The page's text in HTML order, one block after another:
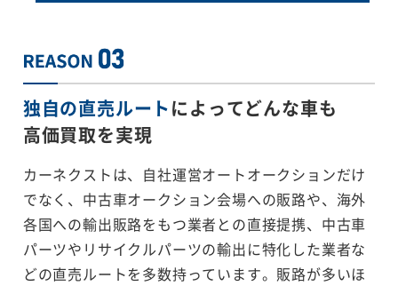
独自の直売ルートによってどんな車も
高価買取を実現
カーネクストは、自社運営オートオークションだけ
でなく、中古車オークション会場への販路や、海外
各国への輸出販路をもつ業者との直接提携、中古車
パーツやリサイクルパーツの輸出に特化した業者な
どの直売ルートを多数持っています。販路が多いほ